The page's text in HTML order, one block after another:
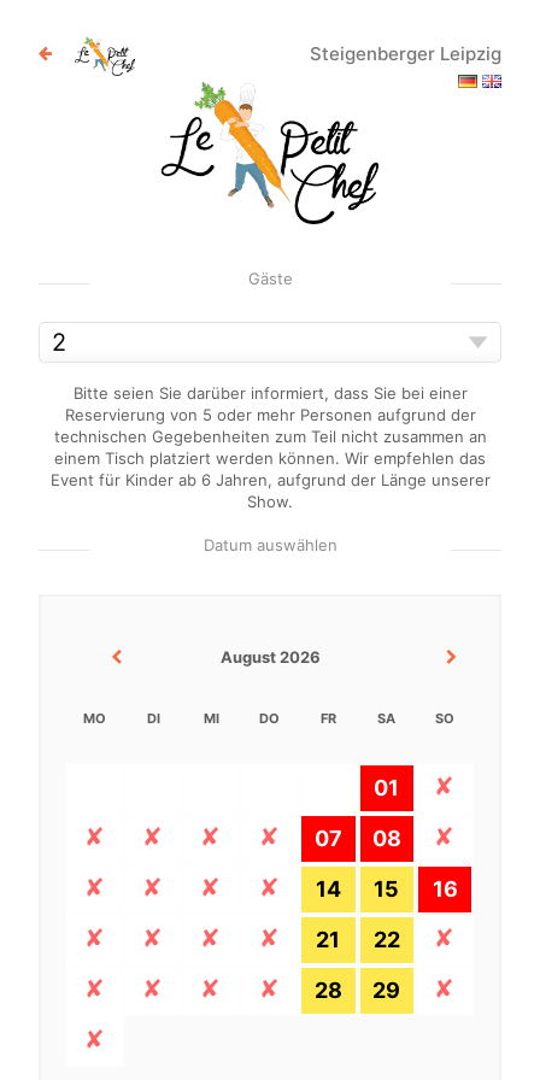
Steigenberger Leipzig
Gäste
Bitte seien Sie darüber informiert, dass Sie bei einer
Reservierung von 5 oder mehr Personen aufgrund der
technischen Gegebenheiten zum Teil nicht zusammen an
einem Tisch platziert werden können. Wir empfehlen das
Event für Kinder ab 6 Jahren, aufgrund der Länge unserer
Show.
Datum auswählen
August 2026
MO DI MI DO FR SA SO
01
07
08
14
15
16
21
22
28
29